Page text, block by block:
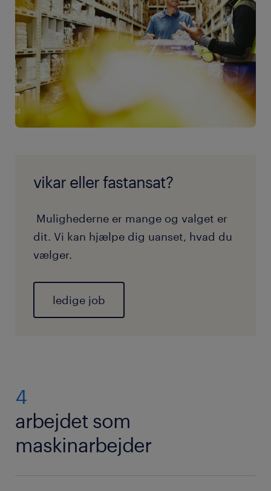
vikar eller fastansat?
Mulighederne er mange og valget er
dit. Vi kan hjælpe dig uanset, hvad du
vælger.
ledige job
4
arbejdet som
maskinarbejder